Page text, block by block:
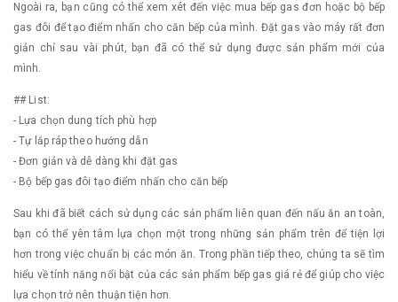
Ngoài ra, bạn cũng có thể xem xét đến việc mua bếp gas đơn hoặc bộ bếp
gas đôi để tạo điểm nhấn cho căn bếp của mình. Đặt gas vào máy rất đơn
giản chỉ sau vài phút, bạn đã có thể sử dụng được sản phẩm mới của
mình.
## List:
- Lựa chọn dung tích phù hợp
- Tự lắp ráp theo hướng dẫn
- Đơn giản và dễ dàng khi đặt gas
- Bộ bếp gas đôi tạo điểm nhấn cho căn bếp
Sau khi đã biết cách sử dụng các sản phẩm liên quan đến nấu ăn an toàn,
bạn có thể yên tâm lựa chọn một trong những sản phẩm trên để tiện lợi
hơn trong việc chuẩn bị các món ăn. Trong phần tiếp theo, chúng ta sẽ tìm
hiểu về tính năng nổi bật của các sản phẩm bếp gas giá rẻ để giúp cho việc
lựa chọn trở nên thuận tiện hơn.